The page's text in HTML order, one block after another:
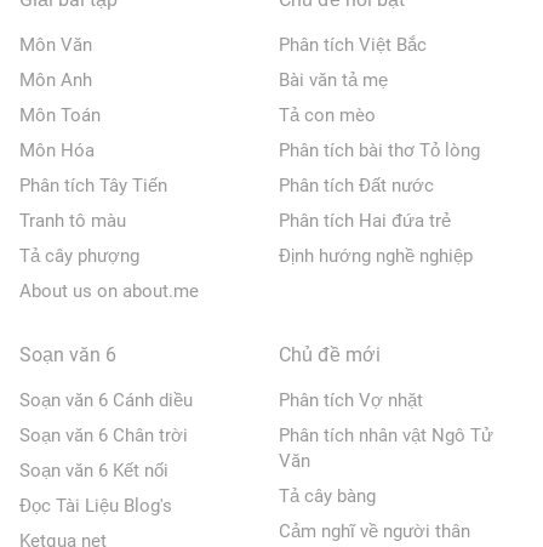
Môn Văn
Môn Anh
Môn Toán
Môn Hóa
Phân tích Tây Tiến
Tranh tô màu
Tả cây phượng
About us on about.me
Phân tích Việt Bắc
Bài văn tả mẹ
Tả con mèo
Phân tích bài thơ Tỏ lòng
Phân tích Đất nước
Phân tích Hai đứa trẻ
Định hướng nghề nghiệp
Soạn văn 6
Soạn văn 6 Cánh diều
Soạn văn 6 Chân trời
Soạn văn 6 Kết nối
Đọc Tài Liệu Blog's
Ketqua net
Chủ đề mới
Phân tích Vợ nhặt
Phân tích nhân vật Ngô Tử
Văn
Tả cây bàng
Cảm nghĩ về người thân